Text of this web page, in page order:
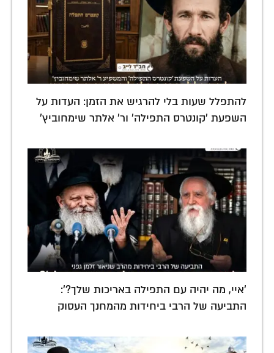
להתפלל שעות בלי להרגיש את הזמן: העדות על
השפעת 'קונטרס התפילה' ור' אלתר שימחוביץ'
'איי, מה יהיה עם התפילה באריכות שלך?':
התביעה של הרבי ביחידות מהמחנך העסוק